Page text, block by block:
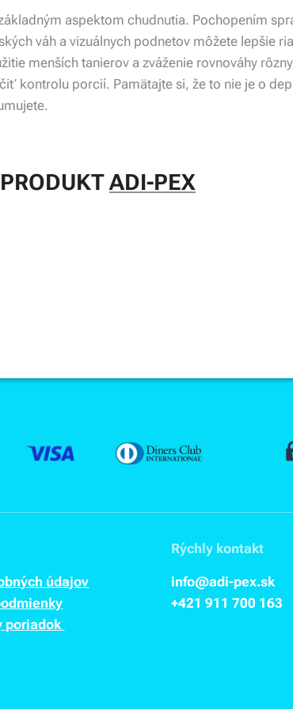
aspektom chudnutia. Pochopením
váh a vizuálnych podnetov môžete lepšie
menších tanierov a zváženie rovnováhy
kontrolu porcií. Pamätajte si, že to nie je o
ADI-PEX
údajov
poriadok
Rýchly kontakt
info@adi-pex.sk
+421 911 700 163